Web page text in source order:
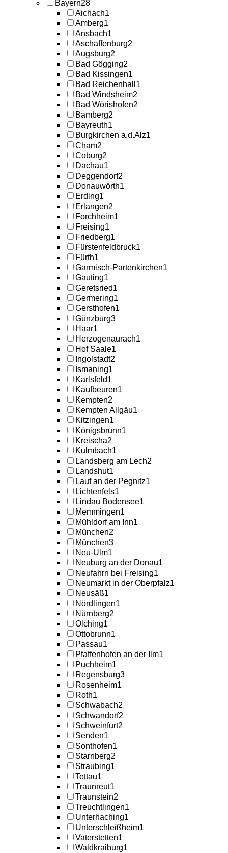
Bayern28
Aichach1
Amberg1
Ansbach1
Aschaffenburg2
Augsburg2
Bad Gögging2
Bad Kissingen1
Bad Reichenhall 1
Bad Windsheim2
Bad Wörishofen2
Bamberg2
Bayreuth1
Burgkirchen a.d.Alz1
Cham2
Coburg2
Dachau1
Deggendorf2
Donauwörth1
Erding1
Erlangen2
Forchheim1
Freising1
Friedberg1
Fürstenfeldbruck1
Fürth1
Garmisch-Partenkirchen1
Gauting1
Geretsried1
Germering1
Gersthofen1
Günzburg3
Haar1
Herzogenaurach1
Hof Saale1
Ingolstadt2
Ismaning1
Karlsfeld1
Kaufbeuren1
Kempten2
Kempten Allgäu1
Kitzingen1
Königsbrunn1
Kreischa2
Kulmbach1
Landsberg am Lech2
Landshut1
Lauf an der Pegnitz1
Lichtenfels1
Lindau Bodensee1
Memmingen1
Mühldorf am Inn1
München2
München3
Neu-Ulm1
Neuburg an der Donau1
Neufahrn bei Freising1
Neumarkt in der Oberpfalz1
Neusäß1
Nördlingen1
Nürnberg2
Olching1
Ottobrunn1
Passau1
Pfaffenhofen an der Ilm1
Puchheim1
Regensburg3
Rosenheim1
Roth1
Schwabach2
Schwandorf2
Schweinfurt2
Senden1
Sonthofen1
Starnberg2
Straubing1
Tettau1
Traunreut1
Traunstein2
Treuchtlingen1
Unterhaching1
Unterschleißheim1
Vaterstetten1
Waldkraiburg1